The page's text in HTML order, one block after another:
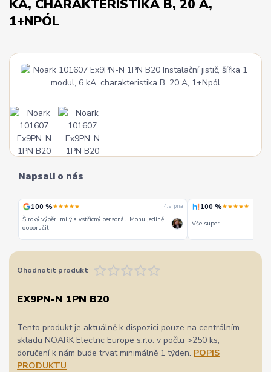
KA, CHARAKTERISTIKA B, 20 A,
1+NPÓL
Napsali o nás
100 %★★★★★ 4. srpna
Široký výběr, milý a vstřícný personál. Mohu jedině
doporučit.
100 %★★★★★
Vše super
Ohodnotit produkt
EX9PN-N 1PN B20
Tento produkt je aktuálně k dispozici pouze na centrálním
skladu NOARK Electric Europe s.r.o. v počtu >250 ks,
doručení k nám bude trvat minimálně 1 týden. POPIS
PRODUKTU